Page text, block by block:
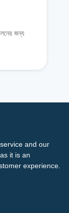
জন্য
and our
it is an
experience.